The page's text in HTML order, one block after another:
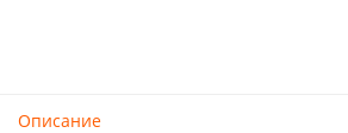
Описание